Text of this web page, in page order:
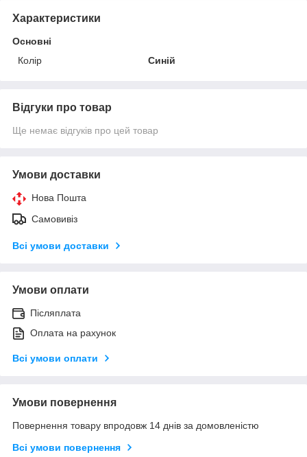
Характеристики
Основні
Колір
Синій
Відгуки про товар
Ще немає відгуків про цей товар
Умови доставки
Нова Пошта
Самовивіз
Всі умови доставки
Умови оплати
Післяплата
Оплата на рахунок
Всі умови оплати
Умови повернення
Повернення товару впродовж 14 днів за домовленістю
Всі умови повернення